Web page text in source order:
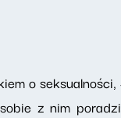
o
z nim